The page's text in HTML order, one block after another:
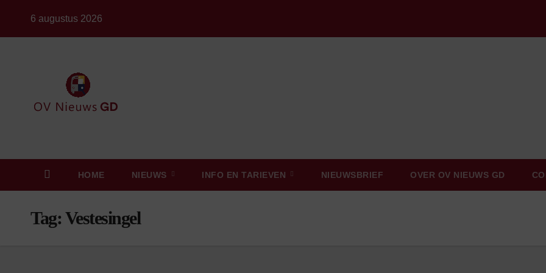
6 augustus 2026
HOME NIEUWS INFO EN TARIEVEN NIEUWSBRIEF OVER OV NIEUWS GD
Tag: Vestesingel